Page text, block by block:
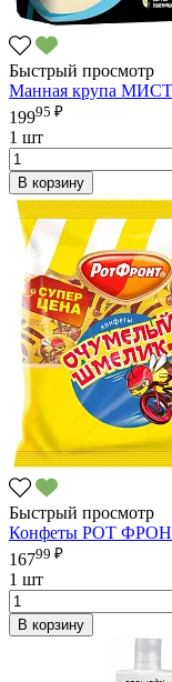
Быстрый просмотр
Манная крупа
19995 ₽
1 шт
В корзину
Быстрый просмотр
Конфеты РОТ
16799 ₽
1 шт
В корзину